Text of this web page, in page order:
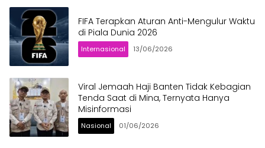
FIFA Terapkan Aturan Anti-Mengulur Waktu
di Piala Dunia 2026
Internasional 13/06/2026
Viral Jemaah Haji Banten Tidak Kebagian
Tenda Saat di Mina, Ternyata Hanya
Misinformasi
Nasional 01/06/2026